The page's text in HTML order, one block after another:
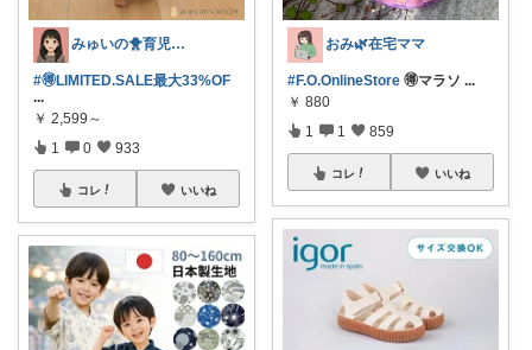
みゅいの🐥育児×時短×コスパ☀️朝コレ
#🉐LIMITED.SALE最大33%OF
...
￥ 2,599～
1 0 933
コレ いいね
おみ🌿在宅ママ
#F.O.OnlineStore 🉐マラソ ...
￥ 880
1 1 859
コレ いいね